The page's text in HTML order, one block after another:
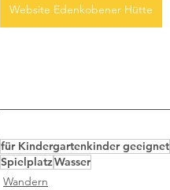
Website Edenkobener Hütte
für Kindergartenkinder geeignet
SpielplatzWasser
Wandern